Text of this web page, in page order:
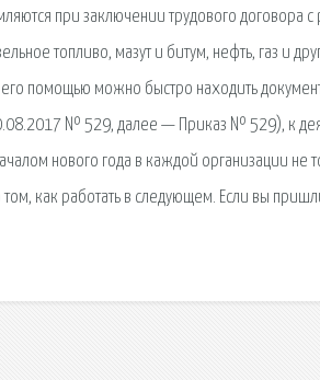
при заключении трудового договора с
топливо, мазут и битум, нефть, газ и
помощью можно быстро находить
№ 529, далее — Приказ № 529), к
нового года в каждой организации не
как работать в следующем. Если вы